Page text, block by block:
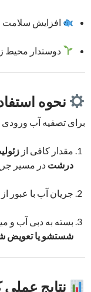
افزایش سلامت
دوستدار محیط
نحوه
برای تصفیه آب ورودی
مقدار کافی از
درشت در مسیر
جریان آب با عبور
بسته به دبی آب و
شستشو یا تعویض
نتایج عملی